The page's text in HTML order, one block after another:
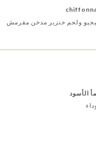
ولحم خنزير مدخن مقرمش
الأسود